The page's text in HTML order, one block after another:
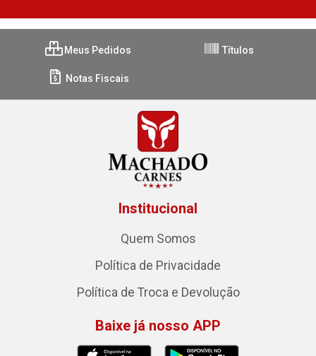
Meus Pedidos Títulos
Notas Fiscais
Institucional
Quem Somos
Política de Privacidade
Política de Troca e Devolução
Baixe já nosso APP